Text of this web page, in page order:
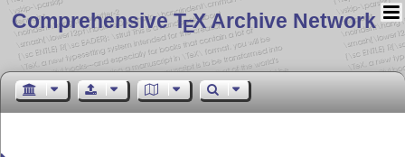
Comprehensive TEX Archive Network